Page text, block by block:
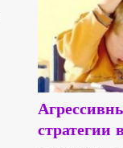
стратегии